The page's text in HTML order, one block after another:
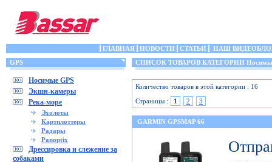
ГЛАВНАЯ НОВОСТИ СТАТЬИ
НАШ
GPS
Носимые GPS
Экшн-камеры
Река-море
Эхолоты
Картплоттеры
Радары
Panoptix
Дрессировка и слежение за
собаками
СПИСОК ТОВАРОВ КАТЕГОРИИ
Количество товаров в этой категории : 16
Страницы :
1 2 3
GARMIN GPSMAP 66